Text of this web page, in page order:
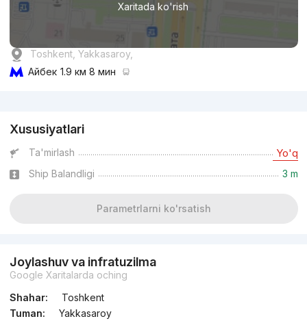
Xaritada ko'rish
Toshkent, Yakkasaroy,
Айбек 1.9 км 8 мин
Xususiyatlari
Ta'mirlash Yo'q
Ship Balandligi 3 m
Parametrlarni ko'rsatish
Joylashuv va infratuzilma
Google Xaritalarda oching
Shahar:
Toshkent
Tuman:
Yakkasaroy